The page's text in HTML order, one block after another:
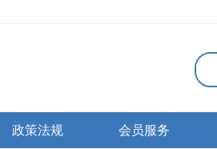
政策法规 会员服务